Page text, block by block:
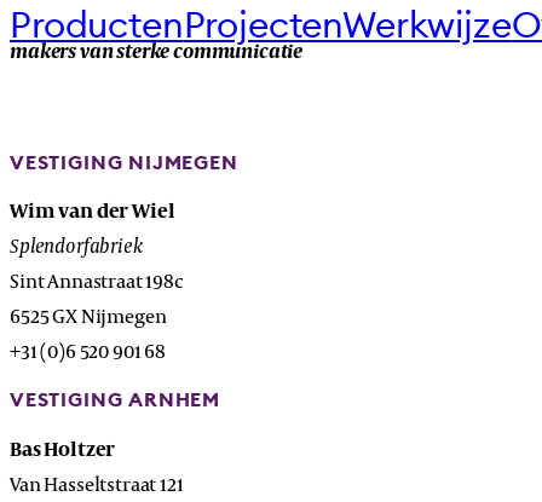
makers van sterke communicatie
ProductenProjectenWerkwijze
VESTIGING NIJMEGEN
Wim van der Wiel
Splendorfabriek
Sint Annastraat 198c
6525 GX Nijmegen
+31 (0)6 520 901 68
VESTIGING ARNHEM
Bas Holtzer
Van Hasseltstraat 121